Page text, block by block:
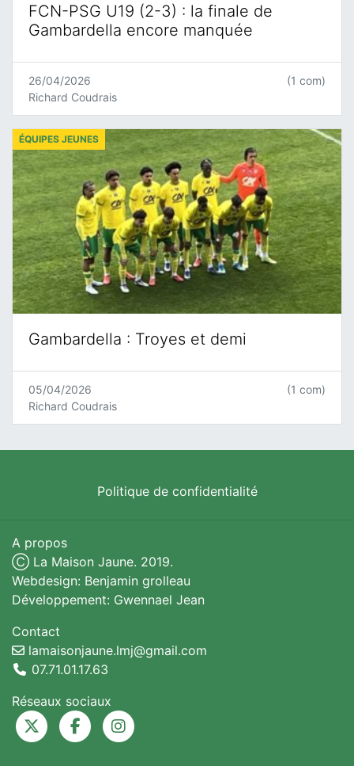
FCN-PSG U19 (2-3) : la finale de
Gambardella encore manquée
26/04/2026
Richard Coudrais
(1 com)
Gambardella : Troyes et demi
ÉQUIPES JEUNES
05/04/2026
Richard Coudrais
(1 com)
Politique de confidentialité
A propos
Ⓒ La Maison Jaune. 2019.
Webdesign: Benjamin grolleau
Développement: Gwennael Jean
Contact
lamaisonjaune.lmj@gmail.com
07.71.01.17.63
Réseaux sociaux